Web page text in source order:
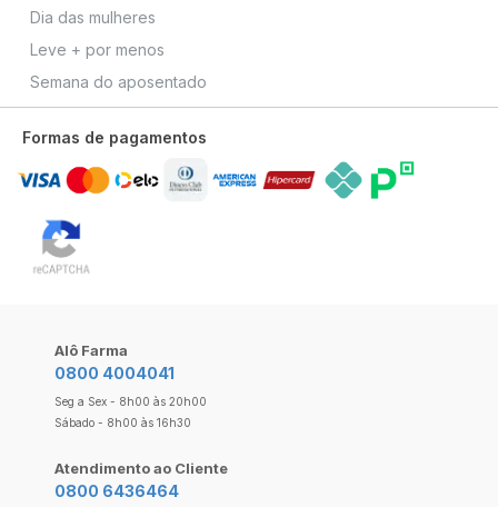
Dia das mulheres
Leve + por menos
Semana do aposentado
Formas de pagamentos
Alô Farma
0800 4004041
Seg a Sex - 8h00 às 20h00
Sábado - 8h00 às 16h30
Atendimento ao Cliente
0800 6436464